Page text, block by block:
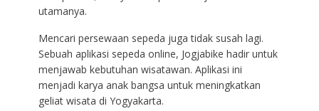
utamanya.
Mencari persewaan sepeda juga tidak susah lagi.
Sebuah aplikasi sepeda online, Jogjabike hadir untuk
menjawab kebutuhan wisatawan. Aplikasi ini
menjadi karya anak bangsa untuk meningkatkan
geliat wisata di Yogyakarta.